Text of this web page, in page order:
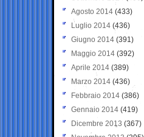
Agosto 2014 (433)
Luglio 2014 (436)
Giugno 2014 (391)
Maggio 2014 (392)
Aprile 2014 (389)
Marzo 2014 (436)
Febbraio 2014 (386)
Gennaio 2014 (419)
Dicembre 2013 (367)